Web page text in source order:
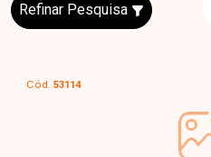
Refinar Pesquisa
Cód. 53114